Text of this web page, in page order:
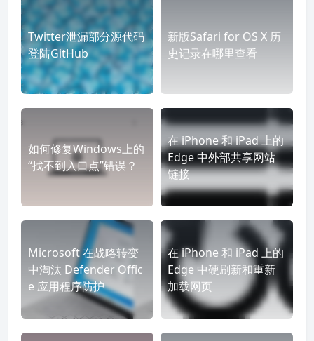
Twitter泄漏部分源代码
登陆GitHub
新版Safari for OS X 历
史记录在哪里查看
如何修复Windows上的
“找不到入口点”错误？
在 iPhone 和 iPad 上的
Edge 中外部共享网站
链接
Microsoft 在战略转变
中淘汰 Defender Offic
e 应用程序防护
在 iPhone 和 iPad 上的
Edge 中硬刷新和重新
加载网页